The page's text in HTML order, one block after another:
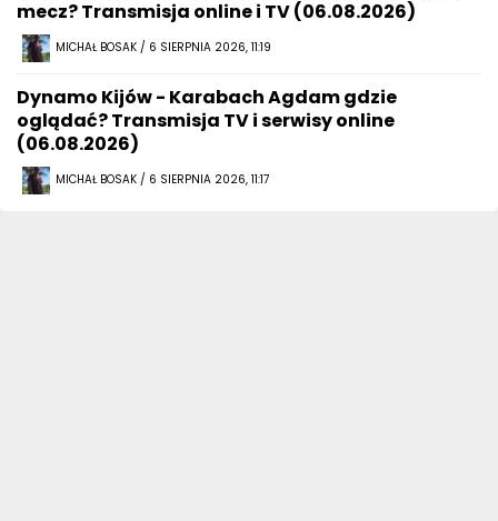
mecz? Transmisja online i TV (06.08.2026)
MICHAŁ BOSAK / 6 SIERPNIA 2026, 11:19
Dynamo Kijów - Karabach Agdam gdzie
oglądać? Transmisja TV i serwisy online
(06.08.2026)
MICHAŁ BOSAK / 6 SIERPNIA 2026, 11:17